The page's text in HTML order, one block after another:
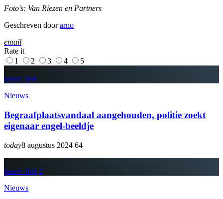
Foto’s: Van Riezen en Partners
Geschreven doorarno
email
Rate it
1
2 3 4 5
insert_link
Nieuws
Begraafplaatsvandaal aangehouden, politie zoekt
eigenaar engel-beeldje
today8 augustus 2024 64
insert_link 2
Nieuws